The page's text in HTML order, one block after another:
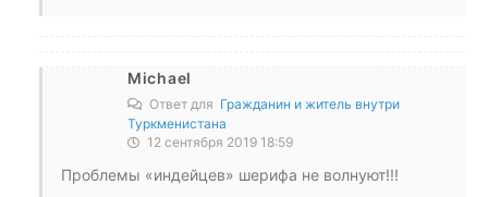
Michael
Ответ для Гражданин и житель внутри
Туркменистана
12 сентября 2019 18:59
Проблемы «индейцев» шерифа не волнуют!!!